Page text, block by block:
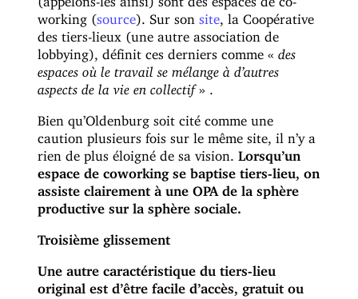
working (source). Sur son site
, la Coopérative
des tiers-lieux (une autre association de
lobbying), définit ces derniers comme «
des
espaces où le travail se mélange à d’autres
aspects de la vie en collectif» .
Bien qu’Oldenburg soit cité comme une
caution plusieurs fois sur le même site, il n’y a
rien de plus éloigné de sa vision. Lorsqu’un
espace de coworking se baptise tiers-lieu, on
assiste clairement à une OPA de la sphère
productive sur la sphère sociale.
Troisième glissement
Une autre caractéristique du tiers-lieu
original est d’être facile d’accès, gratuit ou